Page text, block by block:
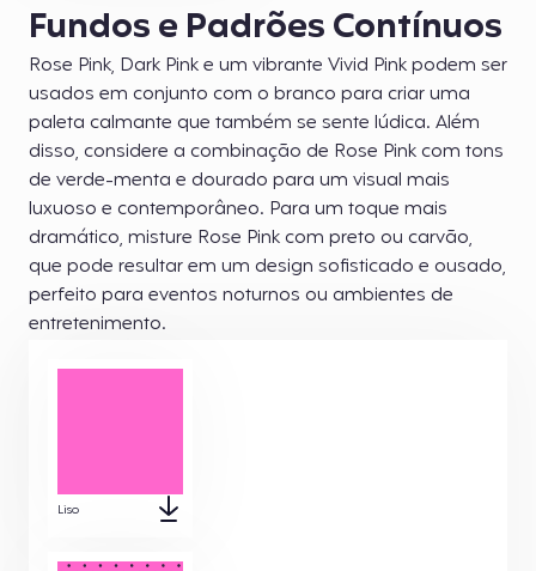
Fundos e Padrões Contínuos
Rose Pink, Dark Pink e um vibrante Vivid Pink podem ser
usados em conjunto com o branco para criar uma
paleta calmante que também se sente lúdica. Além
disso, considere a combinação de Rose Pink com tons
de verde-menta e dourado para um visual mais
luxuoso e contemporâneo. Para um toque mais
dramático, misture Rose Pink com preto ou carvão,
que pode resultar em um design sofisticado e ousado,
perfeito para eventos noturnos ou ambientes de
entretenimento.
Liso